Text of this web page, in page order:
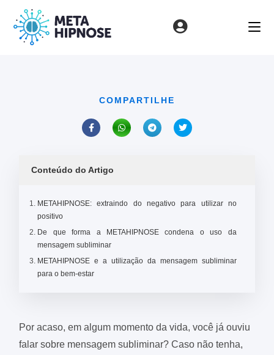
Por acaso, em algum momento da vida, você já ouviu
falar sobre mensagem subliminar? Caso não tenha,
COMPARTILHE
Conteúdo do Artigo
METAHIPNOSE: extraindo do negativo para utilizar no
positivo
De que forma a METAHIPNOSE condena o uso da
mensagem subliminar
METAHIPNOSE e a utilização da mensagem subliminar
para o bem-estar